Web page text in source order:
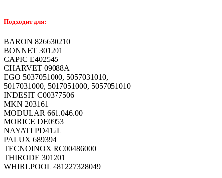
Подходит для:
BARON 826630210
BONNET 301201
CAPIC E402545
CHARVET 09088A
EGO 5037051000, 5057031010,
5017031000, 5017051000, 5057051010
INDESIT C00377506
MKN 203161
MODULAR 661.046.00
MORICE DE0953
NAYATI PD412L
PALUX 689394
TECNOINOX RC00486000
THIRODE 301201
WHIRLPOOL 481227328049